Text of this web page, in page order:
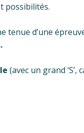
possibilités.
d’une
(avec un grand